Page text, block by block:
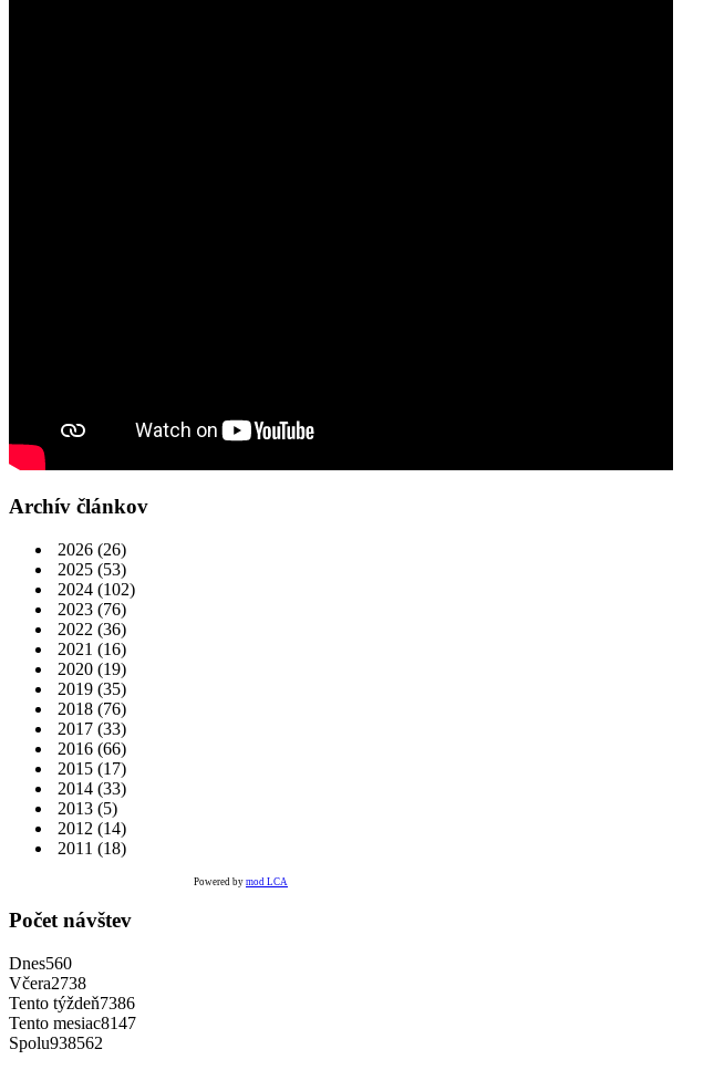
Archív článkov
2026 (26)
2025 (53)
2024 (102)
2023 (76)
2022 (36)
2021 (16)
2020 (19)
2019 (35)
2018 (76)
2017 (33)
2016 (66)
2015 (17)
2014 (33)
2013 (5)
2012 (14)
2011 (18)
Powered by mod LCA
Počet návštev
Dnes560
Včera2738
Tento týždeň7386
Tento mesiac8147
Spolu938562